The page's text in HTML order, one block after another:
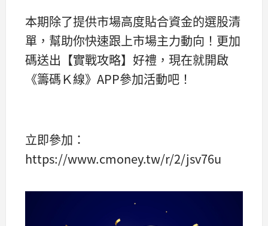
本期除了提供市場高度貼合資金的選股清
單，幫助你快速跟上市場主力動向！更加
碼送出【實戰攻略】好禮，現在就開啟
《籌碼Ｋ線》APP參加活動吧！
立即參加：
https://www.cmoney.tw/r/2/jsv76u